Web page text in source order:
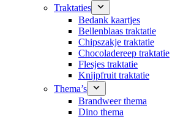
Traktaties
Bedank kaartjes
Bellenblaas traktatie
Chipszakje traktatie
Chocoladereep traktatie
Flesjes traktatie
Knijpfruit traktatie
Thema’s
Brandweer thema
Dino thema